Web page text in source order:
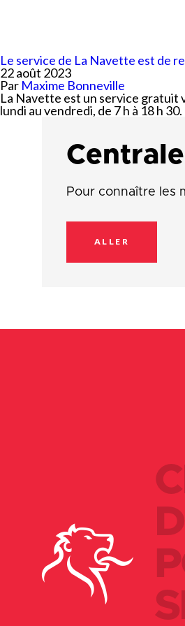
Taxes et évaluation
Transport collectif
Ventes-débarras
Le service de La Navette est de
22 août 2023
Par Maxime Bonneville
La Navette est un service gratuit
lundi au vendredi, de 7 h à 18 h 30.
Pour connaître les
ALLER